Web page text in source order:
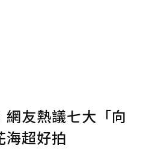
友熱議七大「向
海超好拍